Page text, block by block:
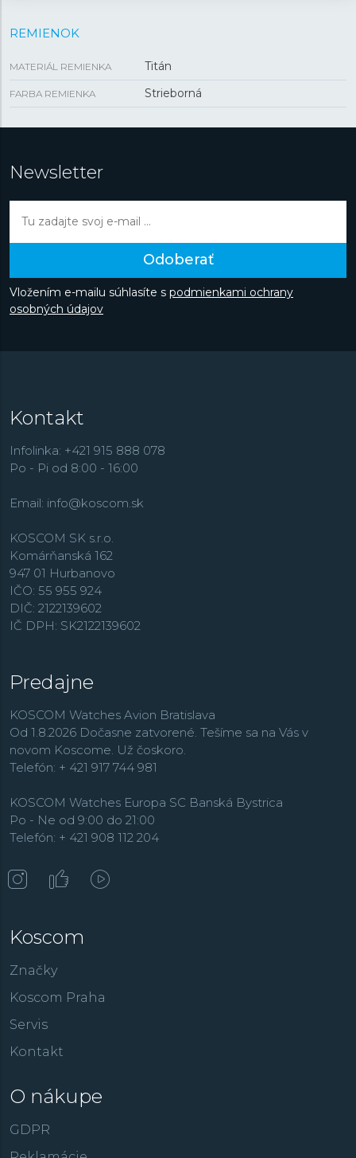
REMIENOK
MATERIÁL REMIENKA Titán
FARBA REMIENKA Strieborná
Newsletter
Odoberať
Vložením e-mailu súhlasíte s podmienkami ochrany
osobných údajov
Kontakt
Infolinka: +421 915 888 078
Po - Pi od 8:00 - 16:00
Email: info@koscom.sk
KOSCOM SK s.r.o.
Komárňanská 162
947 01 Hurbanovo
IČO: 55 955 924
DIČ: 2122139602
IČ DPH: SK2122139602
Predajne
KOSCOM Watches Avion Bratislava
Od 1.8.2026 Dočasne zatvorené. Tešíme sa na Vás v
novom Koscome. Už čoskoro.
Telefón: + 421 917 744 981
KOSCOM Watches Europa SC Banská Bystrica
Po - Ne od 9:00 do 21:00
Telefón: + 421 908 112 204
Koscom
Značky
Koscom Praha
Servis
Kontakt
O nákupe
GDPR